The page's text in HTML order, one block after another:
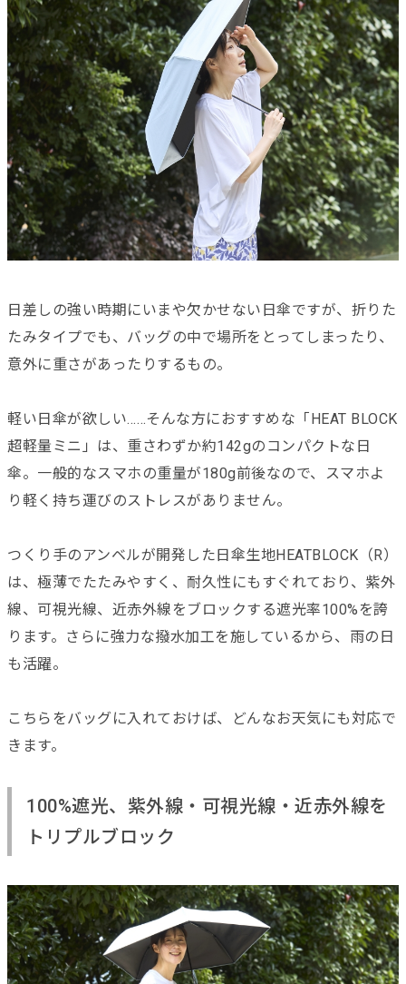
日差しの強い時期にいまや欠かせない日傘ですが、折りた
たみタイプでも、バッグの中で場所をとってしまったり、
意外に重さがあったりするもの。
軽い日傘が欲しい……そんな方におすすめな「HEAT BLOCK
超軽量ミニ」は、重さわずか約142gのコンパクトな日
傘。一般的なスマホの重量が180g前後なので、スマホよ
り軽く持ち運びのストレスがありません。
つくり手のアンベルが開発した日傘生地HEATBLOCK（R）
は、極薄でたたみやすく、耐久性にもすぐれており、紫外
線、可視光線、近赤外線をブロックする遮光率100%を誇
ります。さらに強力な撥水加工を施しているから、雨の日
も活躍。
こちらをバッグに入れておけば、どんなお天気にも対応で
きます。
100%遮光、紫外線・可視光線・近赤外線を
トリプルブロック